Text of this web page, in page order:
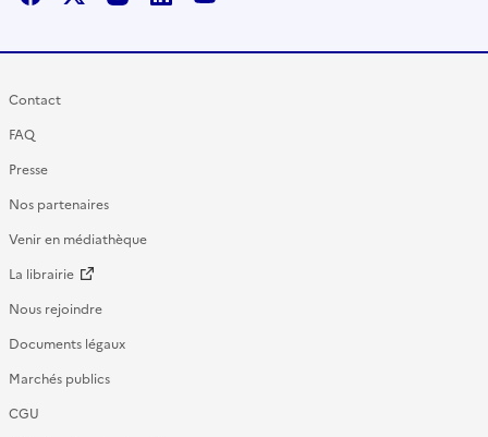
Contact
FAQ
Presse
Nos partenaires
Venir en médiathèque
La librairie
Nous rejoindre
Documents légaux
Marchés publics
CGU